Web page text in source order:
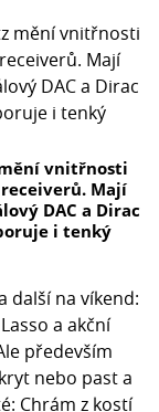
vnitřnosti
receiverů. Mají
DAC a Dirac
i tenký